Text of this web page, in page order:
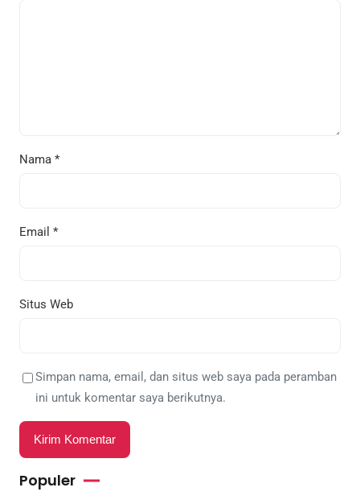
Nama *
Email *
Situs Web
Simpan nama, email, dan situs web saya pada peramban
ini untuk komentar saya berikutnya.
Populer